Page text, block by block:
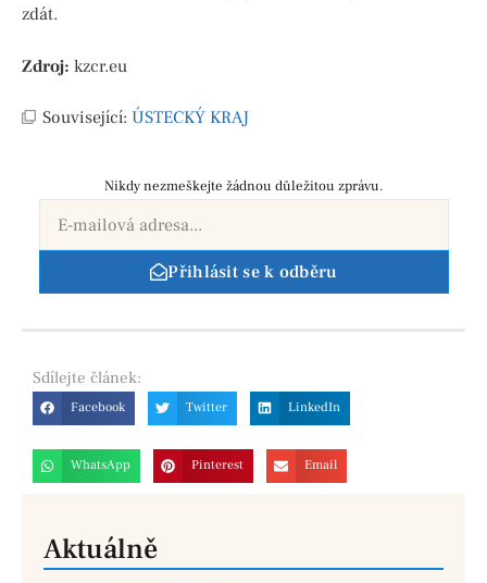
zdát.
Zdroj: kzcr.eu
Související: ÚSTECKÝ KRAJ
Nikdy nezmeškejte žádnou důležitou zprávu.
Přihlásit se k odběru
Sdílejte článek:
Facebook Twitter LinkedIn
WhatsApp Pinterest Email
Aktuálně